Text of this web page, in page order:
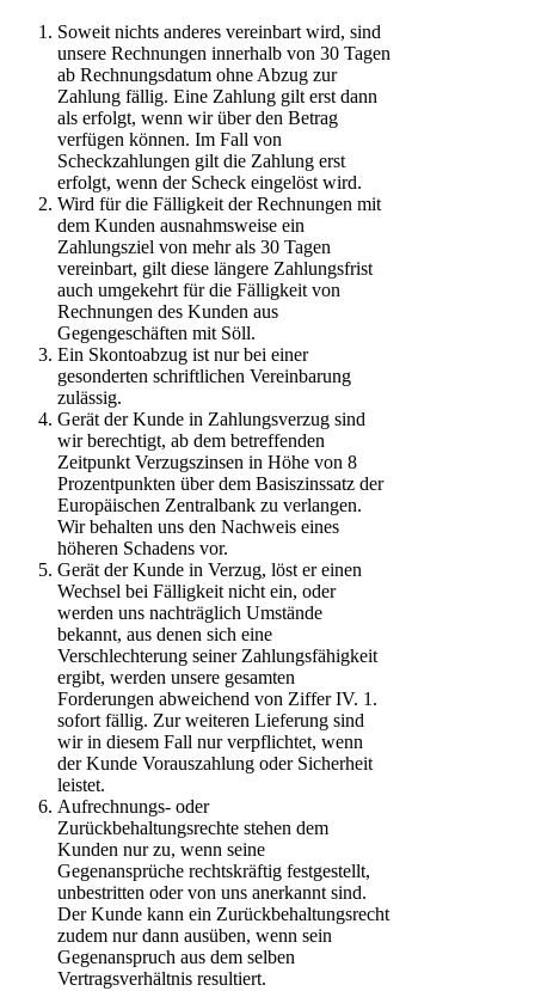
Soweit nichts anderes vereinbart wird, sind
unsere Rechnungen innerhalb von 30 Tagen
ab Rechnungsdatum ohne Abzug zur
Zahlung fällig. Eine Zahlung gilt erst dann
als erfolgt, wenn wir über den Betrag
verfügen können. Im Fall von
Scheckzahlungen gilt die Zahlung erst
erfolgt, wenn der Scheck eingelöst wird.
Wird für die Fälligkeit der Rechnungen mit
dem Kunden ausnahmsweise ein
Zahlungsziel von mehr als 30 Tagen
vereinbart, gilt diese längere Zahlungsfrist
auch umgekehrt für die Fälligkeit von
Rechnungen des Kunden aus
Gegengeschäften mit Söll.
Ein Skontoabzug ist nur bei einer
gesonderten schriftlichen Vereinbarung
zulässig.
Gerät der Kunde in Zahlungsverzug sind
wir berechtigt, ab dem betreffenden
Zeitpunkt Verzugszinsen in Höhe von 8
Prozentpunkten über dem Basiszinssatz der
Europäischen Zentralbank zu verlangen.
Wir behalten uns den Nachweis eines
höheren Schadens vor.
Gerät der Kunde in Verzug, löst er einen
Wechsel bei Fälligkeit nicht ein, oder
werden uns nachträglich Umstände
bekannt, aus denen sich eine
Verschlechterung seiner Zahlungsfähigkeit
ergibt, werden unsere gesamten
Forderungen abweichend von Ziffer IV. 1.
sofort fällig. Zur weiteren Lieferung sind
wir in diesem Fall nur verpflichtet, wenn
der Kunde Vorauszahlung oder Sicherheit
leistet.
Aufrechnungs- oder
Zurückbehaltungsrechte stehen dem
Kunden nur zu, wenn seine
Gegenansprüche rechtskräftig festgestellt,
unbestritten oder von uns anerkannt sind.
Der Kunde kann ein Zurückbehaltungsrecht
zudem nur dann ausüben, wenn sein
Gegenanspruch aus dem selben
Vertragsverhältnis resultiert.